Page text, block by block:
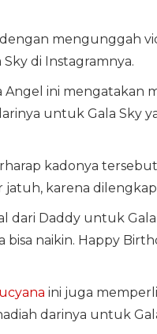
mengunggah
di Instagramnya.
Angel ini
untuk Gala Sky
kadonya
jatuh, karena
dari Daddy untuk
bisa naikin. Happy
ini juga
darinya untuk